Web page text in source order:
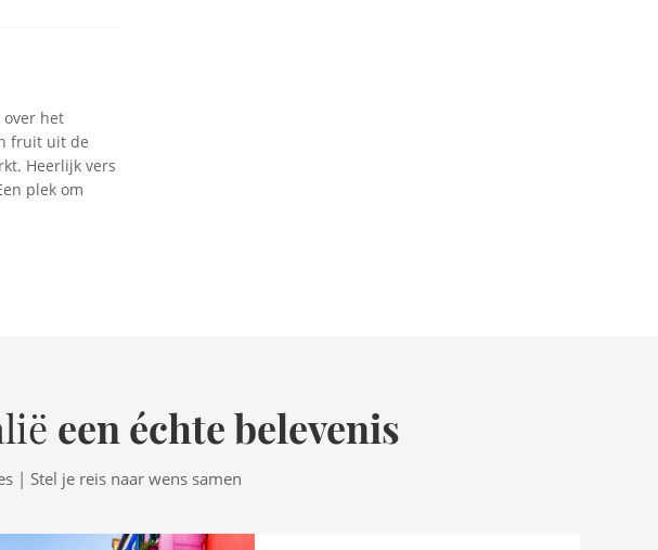
het
fruit uit de
Heerlijk vers
plek om
een échte belevenis
| Stel je reis naar wens samen